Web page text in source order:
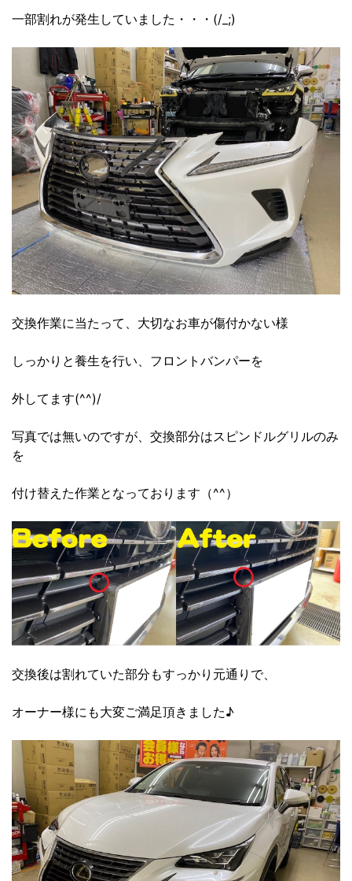
一部割れが発生していました・・・(/_;)
交換作業に当たって、大切なお車が傷付かない様
しっかりと養生を行い、フロントバンパーを
外してます(^^)/
写真では無いのですが、交換部分はスピンドルグリルのみ
を
付け替えた作業となっております（^^）
交換後は割れていた部分もすっかり元通りで、
オーナー様にも大変ご満足頂きました♪